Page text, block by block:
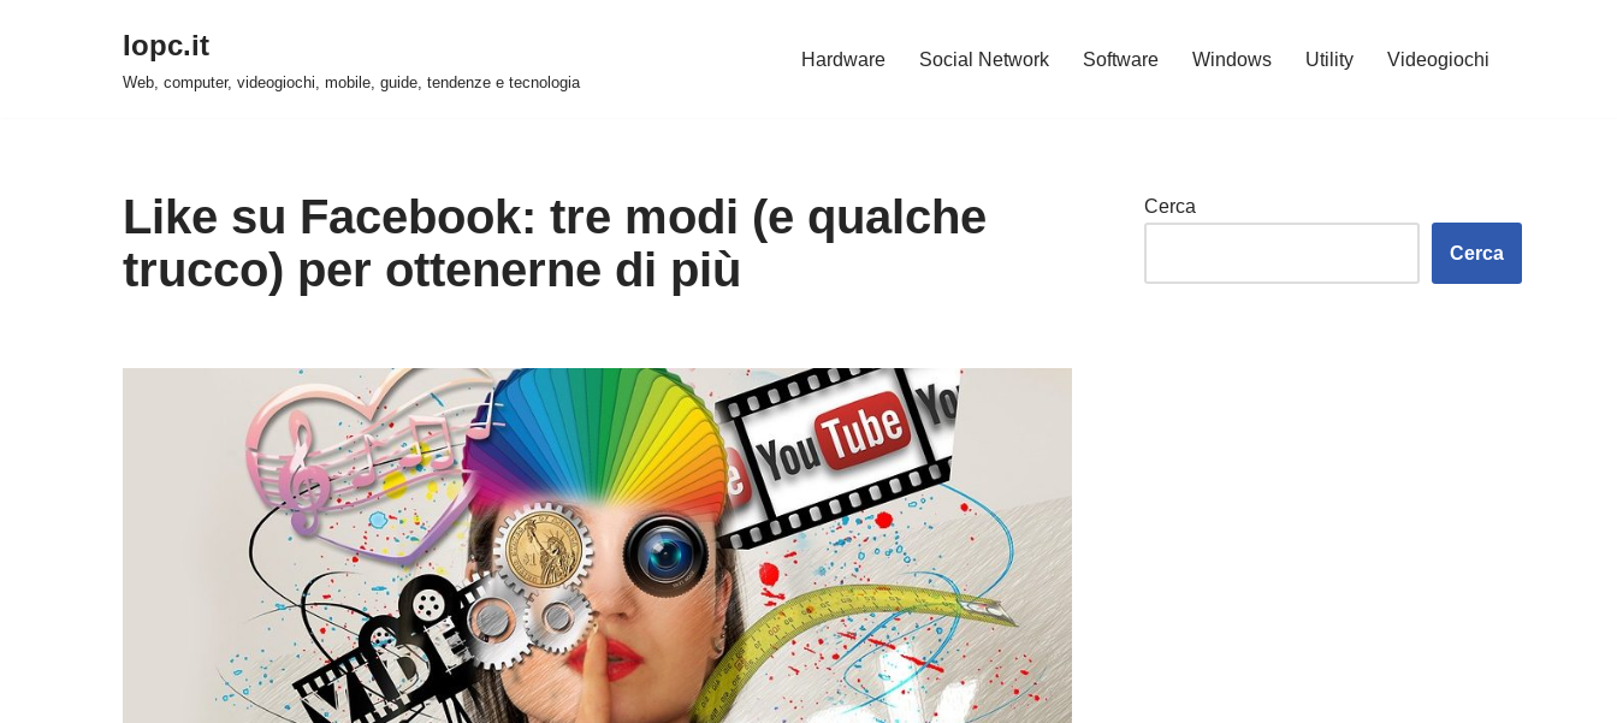
Iopc.it
Web, computer, videogiochi, mobile, guide, tendenze e tecnologia
Hardware Social Network Software Windows Utility Videogiochi
Like su Facebook: tre modi (e qualche
trucco) per ottenerne di più
Cerca
Cerca